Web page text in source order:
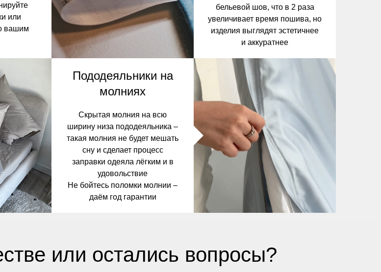
или
вашим
бельевой шов, что в 2 раза
увеличивает время пошива, но
изделия выглядят эстетичнее
и аккуратнее
Пододеяльники на
молниях
Скрытая молния на всю
ширину низа пододеяльника –
такая молния не будет мешать
сну и сделает процесс
заправки одеяла лёгким и в
удовольствие
Не бойтесь поломки молнии –
даём год гарантии
или остались вопросы?